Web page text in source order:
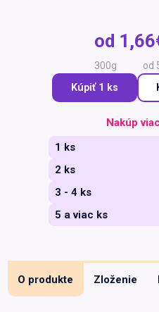
Darčekové
poukazy
Drogéria a kozmetika
od
300g od
Kúpiť 1 ks
Nakúp
1 ks
2 ks
3 - 4 ks
5 a viac ks
O produkte Zloženie